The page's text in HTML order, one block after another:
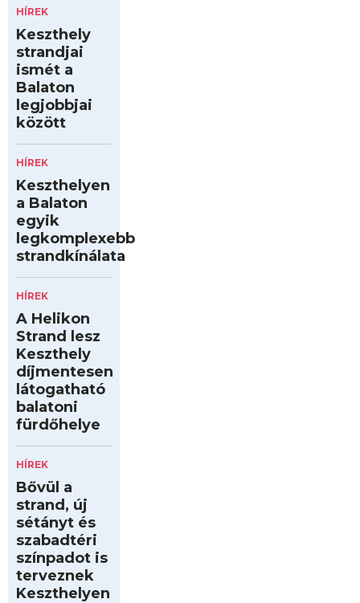
HÍREK
Keszthely
strandjai
ismét a
Balaton
legjobbjai
között
HÍREK
Keszthelyen
a Balaton
egyik
legkomplexebb
strandkínálata
HÍREK
A Helikon
Strand lesz
Keszthely
díjmentesen
látogatható
balatoni
fürdőhelye
HÍREK
Bővül a
strand, új
sétányt és
szabadtéri
színpadot is
terveznek
Keszthelyen